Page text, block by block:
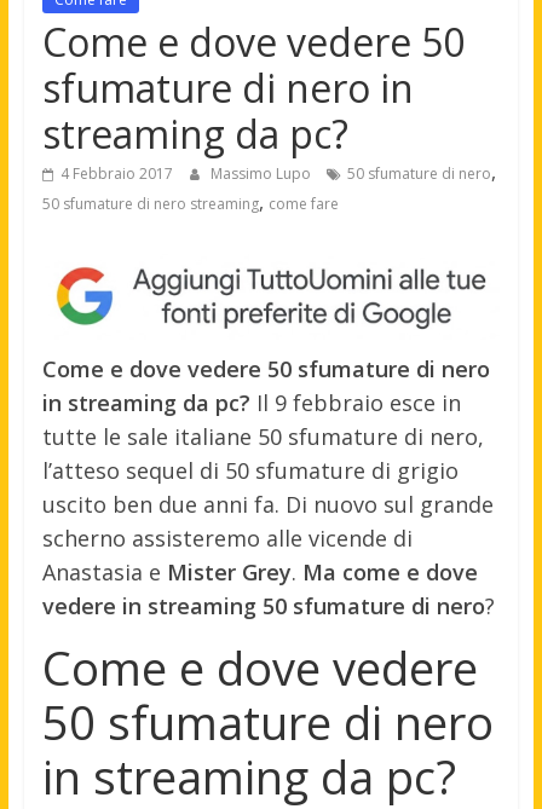
Come e dove vedere 50
sfumature di nero in
streaming da pc?
4 Febbraio 2017 Massimo Lupo 50 sfumature di nero,
50 sfumature di nero streaming, come fare
Come e dove vedere 50 sfumature di nero
in streaming da pc? Il 9 febbraio esce in
tutte le sale italiane 50 sfumature di nero,
l’atteso sequel di 50 sfumature di grigio
uscito ben due anni fa. Di nuovo sul grande
scherno assisteremo alle vicende di
Anastasia e Mister Grey. Ma come e dove
vedere in streaming 50 sfumature di nero?
Come e dove vedere
50 sfumature di nero
in streaming da pc?